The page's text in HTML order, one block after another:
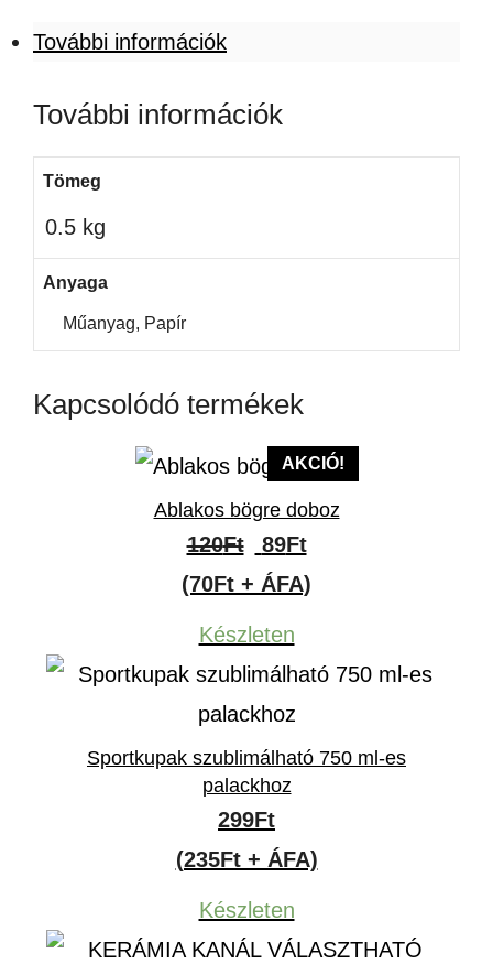
További információk
További információk
Tömeg
0.5 kg
Anyaga
Műanyag, Papír
Kapcsolódó termékek
AKCIÓ!
Ablakos bögre doboz
120Ft
Original
price
was:
120Ft.
89FtCurrent
price
89Ft.
(70Ft + ÁFA)
Készleten
Sportkupak szublimálható 750 ml-es
palackhoz
299Ft
(235Ft + ÁFA)
Készleten